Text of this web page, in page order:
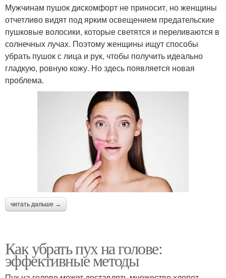
Мужчинам пушок дискомфорт не приносит, но женщины
отчетливо видят под ярким освещением предательские
пушковые волосики, которые светятся и переливаются в
солнечных лучах. Поэтому женщины ищут способы
убрать пушок с лица и рук, чтобы получить идеально
гладкую, ровную кожу. Но здесь появляется новая
проблема.
читать дальше →
Как убрать пух на голове:
эффективные методы